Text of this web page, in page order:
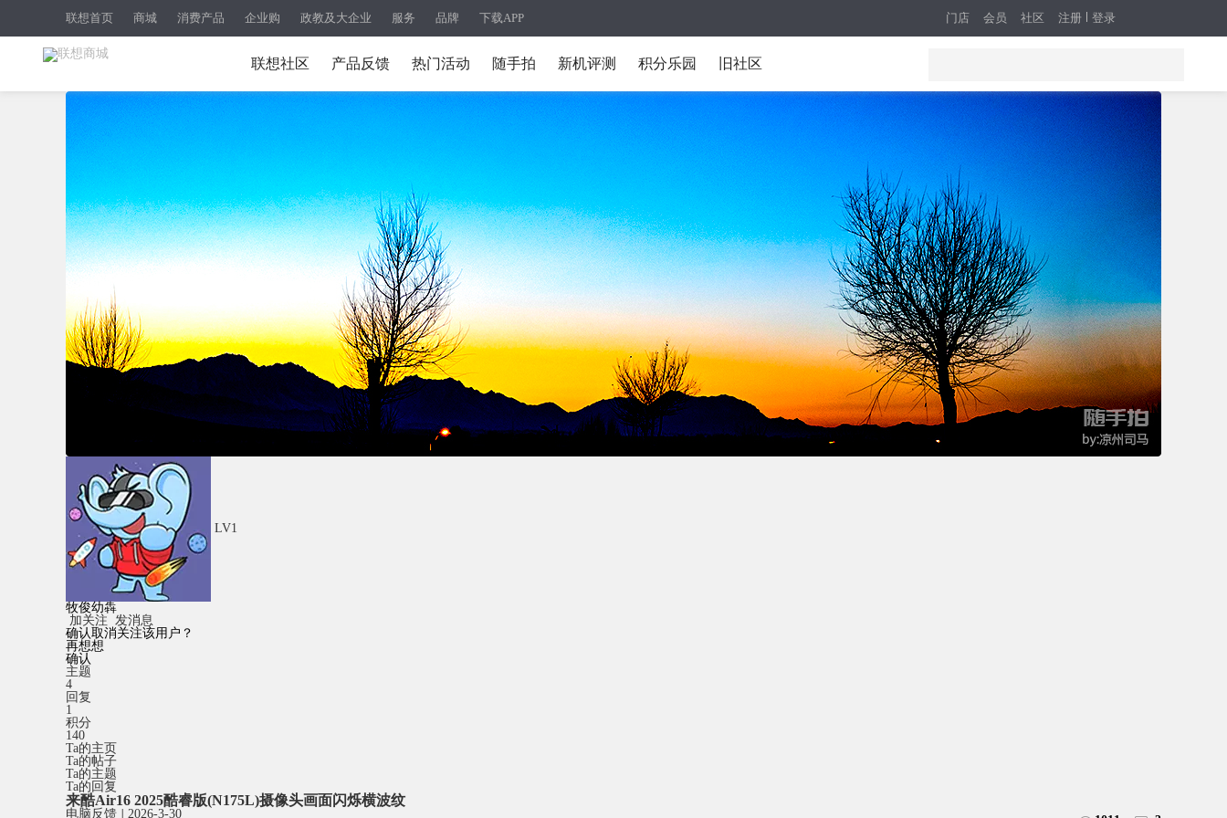
联想首页 商城 消费产品 企业购 政教及大企业 服务 品牌 下载APP 注册 登录
门店 会员 社区
联想社区 产品反馈 热门活动 随手拍 新机评测 积分乐园 旧社区
LV1
牧俊幼犇
加关注 发消息
确认取消关注该用户？
再想想
确认
主题
4
回复
1
积分
140
Ta的主页
Ta的帖子
Ta的主题
Ta的回复
来酷Air16 2025酷睿版(N175L)摄像头画面闪烁横波纹
电脑反馈 2026-3-30